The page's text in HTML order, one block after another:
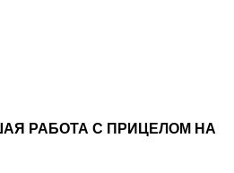
РАБОТА С ПРИЦЕЛОМ НА